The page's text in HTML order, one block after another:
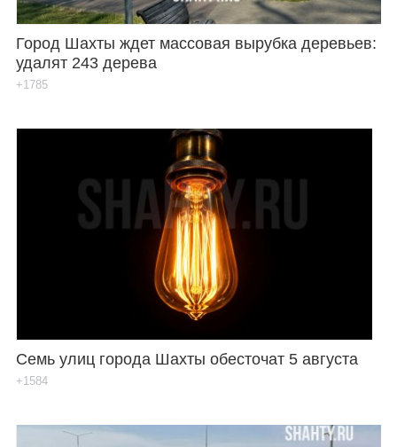
Город Шахты ждет массовая вырубка деревьев:
удалят 243 дерева
+1785
Семь улиц города Шахты обесточат 5 августа
+1584